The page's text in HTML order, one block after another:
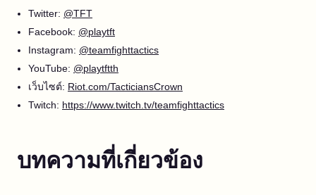
Twitter: @TFT
Facebook: @playtft
Instagram: @teamfighttactics
YouTube: @playtftth
เว็บไซต์: Riot.com/TacticiansCrown
Twitch: https://www.twitch.tv/teamfighttactics
บทความที่เกี่ยวข้อง